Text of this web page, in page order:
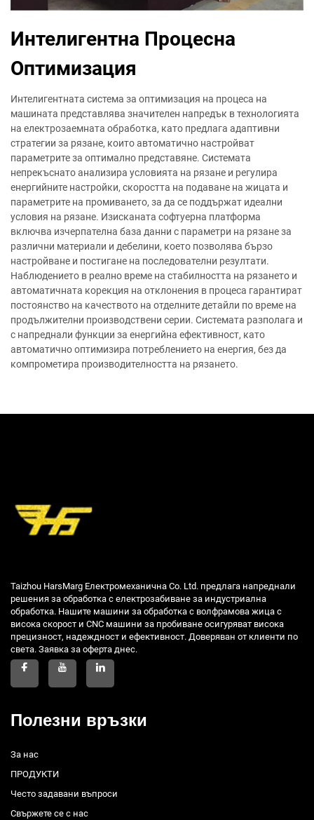
Интелигентна Процесна
Оптимизация
Интелигентната система за оптимизация на процеса на
машината представлява значителен напредък в технологията
на електрозаемната обработка, като предлага адаптивни
стратегии за рязане, които автоматично настройват
параметрите за оптимално представяне. Системата
непрекъснато анализира условията на рязане и регулира
енергийните настройки, скоростта на подаване на жицата и
параметрите на промиването, за да се поддържат идеални
условия на рязане. Изисканата софтуерна платформа
включва изчерпателна база данни с параметри на рязане за
различни материали и дебелини, което позволява бързо
настройване и постигане на последователни резултати.
Наблюдението в реално време на стабилността на рязането и
автоматичната корекция на отклонения в процеса гарантират
постоянство на качеството на отделните детайли по време на
продължителни производствени серии. Системата разполага и
с напреднали функции за енергийна ефективност, като
автоматично оптимизира потреблението на енергия, без да
компрометира производителността на рязането.
Taizhou HarsMarg Електромеханична Co. Ltd. предлага напреднали
решения за обработка с електрозабиване за индустриална
обработка. Нашите машини за обработка с волфрамова жица с
висока скорост и CNC машини за пробиване осигуряват висока
прецизност, надеждност и ефективност. Доверяван от клиенти по
света. Заявка за оферта днес.
Полезни връзки
За нас
ПРОДУКТИ
Често задавани въпроси
Свържете се с нас